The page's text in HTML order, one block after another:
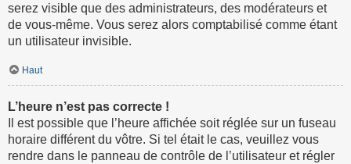
serez visible que des administrateurs, des modérateurs et
de vous-même. Vous serez alors comptabilisé comme étant
un utilisateur invisible.
Haut
L’heure n’est pas correcte !
Il est possible que l’heure affichée soit réglée sur un fuseau
horaire différent du vôtre. Si tel était le cas, veuillez vous
rendre dans le panneau de contrôle de l’utilisateur et régler